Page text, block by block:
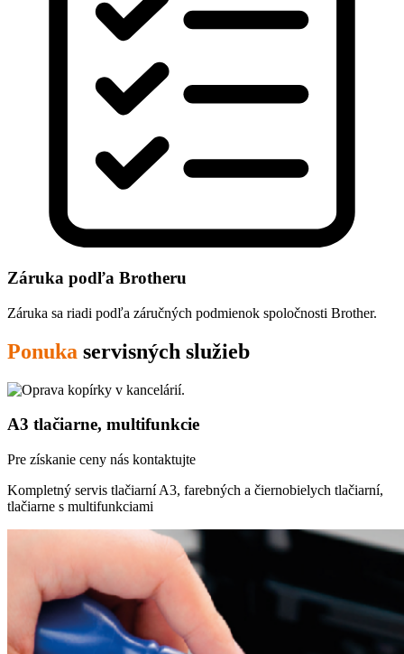
Záruka podľa Brotheru
Záruka sa riadi podľa záručných podmienok spoločnosti Brother.
Ponuka servisných služieb
A3 tlačiarne, multifunkcie
Pre získanie ceny nás kontaktujte
Kompletný servis tlačiarní A3, farebných a čiernobielych tlačiarní,
tlačiarne s multifunkciami